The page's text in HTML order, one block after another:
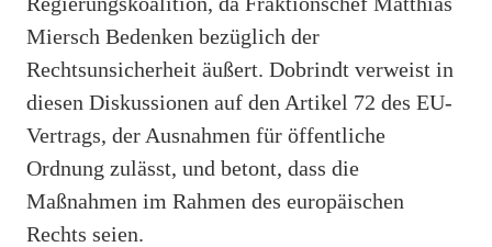
Miersch Bedenken bezüglich der
Rechtsunsicherheit äußert. Dobrindt verweist in
diesen Diskussionen auf den Artikel 72 des EU-
Vertrags, der Ausnahmen für öffentliche
Ordnung zulässt, und betont, dass die
Maßnahmen im Rahmen des europäischen
Rechts seien.